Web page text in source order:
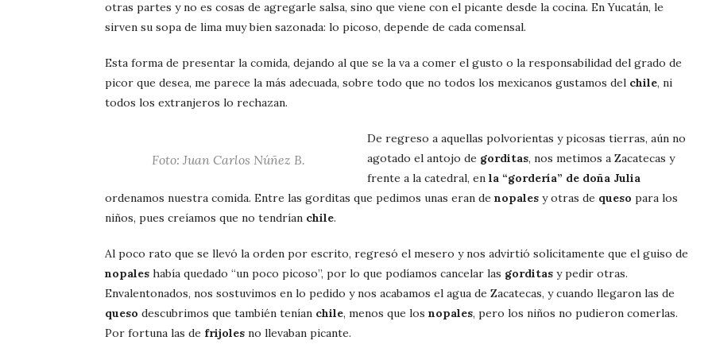
otras partes y no es cosas de agregarle salsa, sino que viene con el picante desde la cocina. En Yucatán, le
sirven su sopa de lima muy bien sazonada: lo picoso, depende de cada comensal.
Esta forma de presentar la comida, dejando al que se la va a comer el gusto o la responsabilidad del grado de
picor que desea, me parece la más adecuada, sobre todo que no todos los mexicanos gustamos del chile, ni
todos los extranjeros lo rechazan.
Foto: Juan Carlos Núñez B.
De regreso a aquellas polvorientas y picosas tierras, aún no
agotado el antojo de gorditas, nos metimos a Zacatecas y
frente a la catedral, en la “gordería” de doña Julia
ordenamos nuestra comida. Entre las gorditas que pedimos unas eran de nopales y otras de queso para los
niños, pues creíamos que no tendrían chile.
Al poco rato que se llevó la orden por escrito, regresó el mesero y nos advirtió solícitamente que el guiso de
nopales había quedado “un poco picoso”, por lo que podíamos cancelar las gorditas y pedir otras.
Envalentonados, nos sostuvimos en lo pedido y nos acabamos el agua de Zacatecas, y cuando llegaron las de
queso descubrimos que también tenían chile, menos que los nopales, pero los niños no pudieron comerlas.
Por fortuna las de frijoles no llevaban picante.